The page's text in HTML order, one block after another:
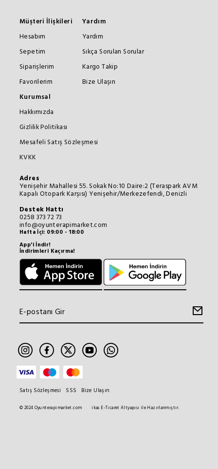
Müşteri İlişkileri
Hesabım
Sepetim
Siparişlerim
Favorilerim
Yardım
Yardım
Sıkça Sorulan Sorular
Kargo Takip
Bize Ulaşın
Kurumsal
Hakkımızda
Gizlilik Politikası
Mesafeli Satış Sözleşmesi
KVKK
Adres
Yenişehir Mahallesi 55. Sokak No:10 Daire:2 (Teraspark AVM
Kapalı Otopark Karşısı) Yenişehir/Merkezefendi, Denizli
Destek Hattı
0258 373 72 73
info@oyunterapimarket.com
Hafta İçi: 09:00 - 18:00
App'i İndir!
İndirimleri Kaçırma!
© 2024 Oyunterapimarket.com ikas E-Ticaret Altyapısı ile Hazırlanmıştır.
Satış Sözleşmesi SSS Bize Ulaşın